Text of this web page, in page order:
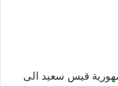
قيس سعيد الى